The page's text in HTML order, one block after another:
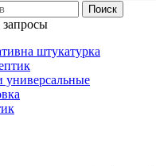
Поиск
штукатурка
универсальные